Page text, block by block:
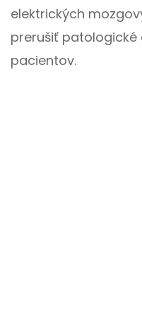
elektrických
prerušiť patologické
pacientov.